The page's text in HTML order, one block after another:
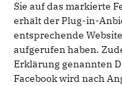
Sie auf das markierte
erhält der Plug-in-
entsprechende
aufgerufen haben.
Erklärung genannten
Facebook wird nach